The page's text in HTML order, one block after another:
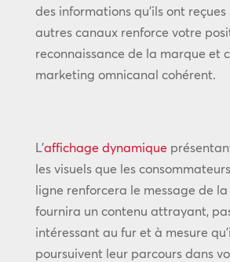
des informations qu’ils ont reçues
autres canaux renforce votre
reconnaissance de la marque et
marketing omnicanal cohérent.
L’affichage dynamique
les visuels que les
ligne renforcera le message de
fournira un contenu attrayant,
intéressant au fur et à mesure
poursuivent leur parcours dans